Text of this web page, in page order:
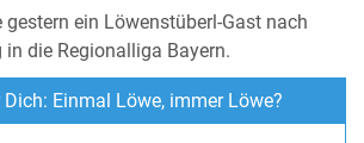
gestern ein Löwenstüberl-Gast nach
die Regionalliga Bayern.
Einmal Löwe, immer Löwe?